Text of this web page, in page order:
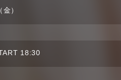
）
18:30